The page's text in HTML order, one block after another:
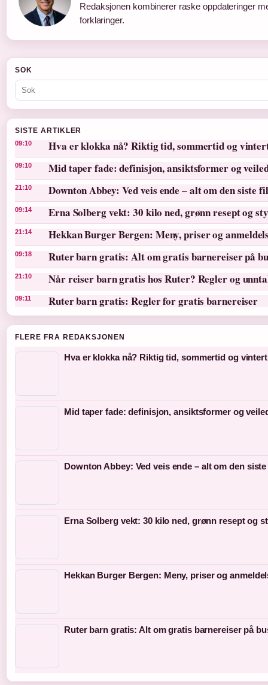
Redaksjonen kombinerer raske oppdateringer
forklaringer.
SOK
SISTE ARTIKLER
09:10 Hva er klokka nå? Riktig tid, sommertid og
09:10 Mid taper fade: definisjon, ansiktsformer og
21:10 Downton Abbey: Ved veis ende – alt om den siste
09:14 Erna Solberg vekt: 30 kilo ned, grønn resept og
21:14 Hekkan Burger Bergen: Meny, priser og
09:18 Ruter barn gratis: Alt om gratis barnereiser på
21:10 Når reiser barn gratis hos Ruter? Regler og
09:11 Ruter barn gratis: Regler for gratis barnereiser
FLERE FRA REDAKSJONEN
Hva er klokka nå? Riktig tid, sommertid og
Mid taper fade: definisjon, ansiktsformer og
Downton Abbey: Ved veis ende – alt om den
Erna Solberg vekt: 30 kilo ned, grønn resept og
Hekkan Burger Bergen: Meny, priser og
Ruter barn gratis: Alt om gratis barnereiser på